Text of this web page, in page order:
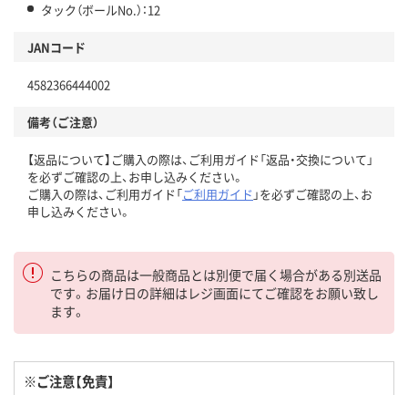
タック（ボールNo.）：12
JANコード
4582366444002
備考（ご注意）
【返品について】ご購入の際は、ご利用ガイド「返品・交換について」
を必ずご確認の上、お申し込みください。
ご購入の際は、ご利用ガイド「ご利用ガイド 」を必ずご確認の上、お
申し込みください。
こちらの商品は一般商品とは別便で届く場合がある別送品
です。お届け日の詳細はレジ画面にてご確認をお願い致し
ます。
※ご注意【免責】